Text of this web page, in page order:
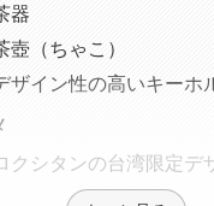
器
壺（ちゃこ）
ザイン性の高いキーホ
クシタンの台湾限定デ